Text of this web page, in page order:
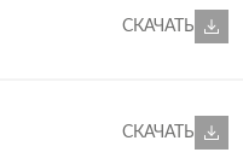
СКАЧАТЬ
СКАЧАТЬ